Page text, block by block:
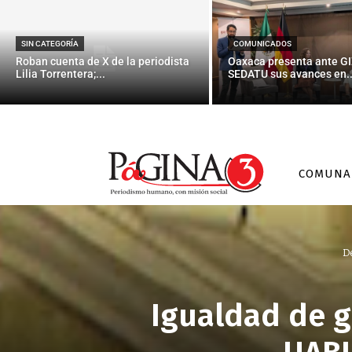
SIN CATEGORÍA
Roban cuenta de X de la periodista
Lilia Torrentera;...
COMUNICADOS
Oaxaca presenta ante
SEDATU sus avances
Igualdad de